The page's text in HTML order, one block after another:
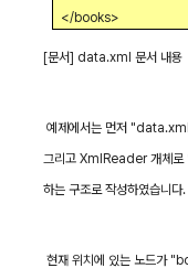
</books>
[문서] data.xml문서 내용
예제에서는 먼저
그리고XmlReader개체로
하는 구조로 작성하였습니다.
현재 위치에 있는 노드가